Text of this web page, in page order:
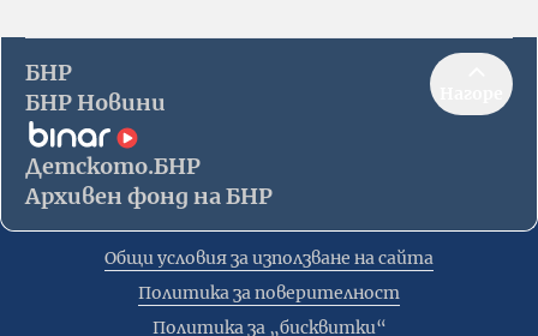
БНР
БНР Новини
Детското.БНР
Архивен фонд на БНР
Общи условия за използване на сайта
Политика за поверителност
Политика за „бисквитки“